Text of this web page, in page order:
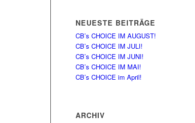
NEUESTE BEITRÄGE
CB’s CHOICE IM AUGUST!
CB’s CHOICE IM JULI!
CB’s CHOICE IM JUNI!
CB’s CHOICE IM MAI!
CB’s CHOICE im April!
ARCHIV